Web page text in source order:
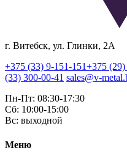
г. Витебск, ул. Глинки, 2А
+375 (33) 9-151-151+375
(33) 300-00-41 sales@v-
Пн-Пт: 08:30-17:30
Cб: 10:00-15:00
Вс: выходной
Меню